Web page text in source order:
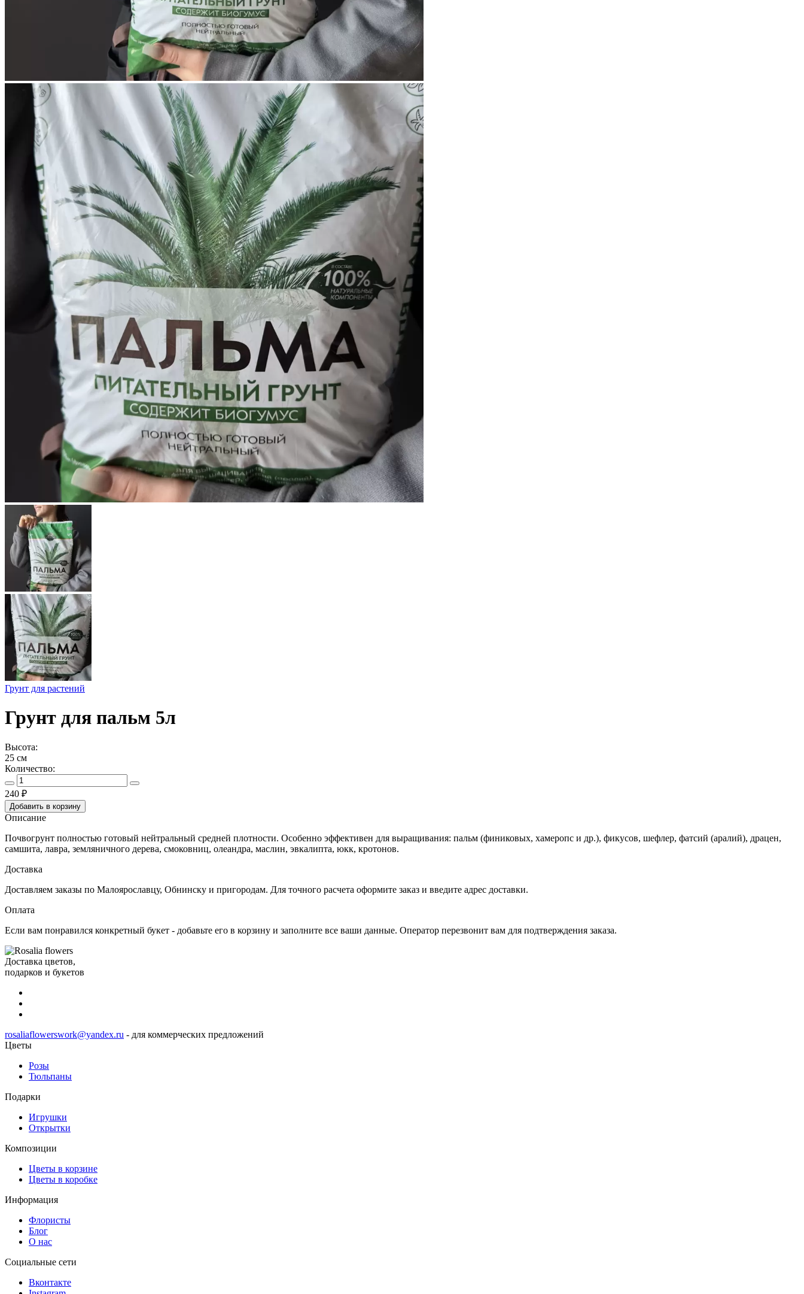
Грунт для растений
Грунт для пальм 5л
Высота:
25 см
Количество:
240 ₽
Добавить в корзину
Описание
Почвогрунт полностью готовый нейтральный средней плотности. Особенно эффективен для выращивания: пальм (финиковых, хамеропс и др.), фикусов, шефлер, фатсий (аралий), драцен,
самшита, лавра, земляничного дерева, смоковниц, олеандра, маслин, эвкалипта, юкк, кротонов.
Доставка
Доставляем заказы по Малоярославцу, Обнинску и пригородам. Для точного расчета оформите заказ и введите адрес доставки.
Оплата
Eсли вам понравился конкретный букет - добавьте его в корзину и заполните все ваши данные. Оператор перезвонит вам для подтверждения заказа.
Доставка цветов,
подарков и букетов
rosaliaflowerswork@yandex.ru - для коммерческих предложений
Цветы
Розы
Тюльпаны
Подарки
Игрушки
Открытки
Композиции
Цветы в корзине
Цветы в коробке
Информация
Флористы
Блог
О нас
Социальные сети
Вконтакте